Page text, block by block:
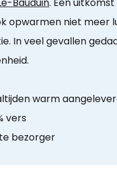
Bauduin. Een
opwarmen niet meer
In veel gevallen
warm
vers
bezorger